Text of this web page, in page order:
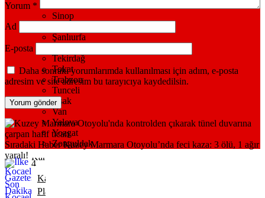
Sinop
Şanlıurfa
Tekirdağ
Tokat
Trabzon
Tunceli
Uşak
Van
Yalova
Yozgat
Zonguldak
Yorum *
Ad
E-posta
Daha sonraki yorumlarımda kullanılması için adım, e-posta
adresim ve site adresim bu tarayıcıya kaydedilsin.
Sıradaki Haber Kuzey Marmara Otoyolu’nda feci kaza: 3 ölü, 1 ağır
yaralı!
Karamürsel
Plaj